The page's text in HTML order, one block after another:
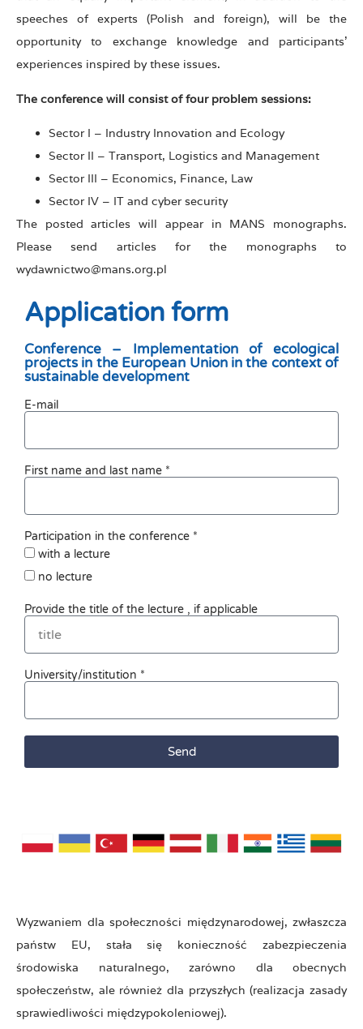
speeches of experts (Polish and foreign), will be the
opportunity to exchange knowledge and participants’
experiences inspired by these issues.
The conference will consist of four problem sessions:
Sector I – Industry Innovation and Ecology
Sector II – Transport, Logistics and Management
Sector III – Economics, Finance, Law
Sector IV – IT and cyber security
The posted articles will appear in MANS monographs.
Please send articles for the monographs to
wydawnictwo@mans.org.pl
Application form
Conference – Implementation of ecological
projects in the European Union in the context of
sustainable development
E-mail
First name and last name *
Participation in the conference *
with a lecture
no lecture
Provide the title of the lecture , if applicable
University/institution *
Send
Wyzwaniem dla społeczności międzynarodowej, zwłaszcza
państw EU, stała się konieczność zabezpieczenia
środowiska naturalnego, zarówno dla obecnych
społeczeństw, ale również dla przyszłych (realizacja zasady
sprawiedliwości międzypokoleniowej).